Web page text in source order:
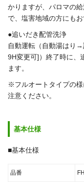
かりますが、パロマの
で、塩害地域の方にもお
●追いだき配管洗浄
自動運転（自動湯はり
9H変更可]）終了時に、
ます。
※フルオートタイプの
注意ください。
基本仕様
■基本仕様
品番